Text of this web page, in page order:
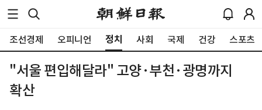
조선경제 오피니언 정치 사회 국제 건강 스포츠
"서울 편입해달라" 고양·부천·광명까지
확산